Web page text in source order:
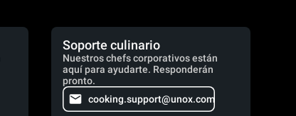
Soporte culinario
Nuestros chefs corporativos están
aquí para ayudarte. Responderán
pronto.
cooking.support@unox.com